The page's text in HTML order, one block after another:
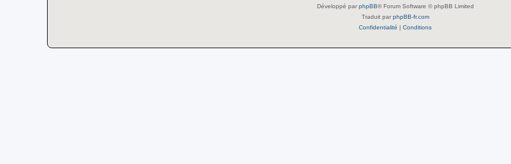
Développé par phpBB® Forum Software © phpBB Limited
Traduit par phpBB-fr.com
Confidentialité | Conditions